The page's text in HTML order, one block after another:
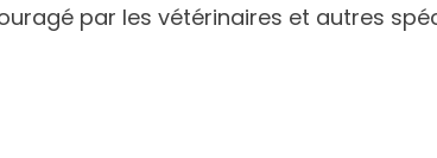
par les vétérinaires et autres